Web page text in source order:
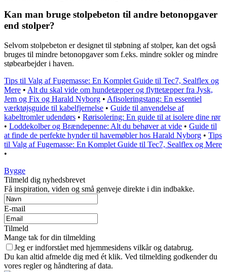
Kan man bruge stolpebeton til andre betonopgaver
end stolper?
Selvom stolpebeton er designet til støbning af stolper, kan det også
bruges til mindre betonopgaver som f.eks. mindre sokler og mindre
støbearbejder i haven.
Tips til Valg af Fugemasse: En Komplet Guide til Tec7, Sealflex og
Mere • Alt du skal vide om hundetæpper og flyttetæpper fra Jysk,
Jem og Fix og Harald Nyborg • Afisoleringstang: En essentiel
værktøjsguide til kabelfjernelse • Guide til anvendelse af
kabeltromler udendørs • Rørisolering: En guide til at isolere dine rør
• Loddekolber og Brændepenne: Alt du behøver at vide • Guide til
at finde de perfekte hynder til havemøbler hos Harald Nyborg • Tips
til Valg af Fugemasse: En Komplet Guide til Tec7, Sealflex og Mere
•
Bygge
Tilmeld dig nyhedsbrevet
Få inspiration, viden og små genveje direkte i din indbakke.
E-mail
Tilmeld
Mange tak for din tilmelding
Jeg er indforstået med hjemmesidens vilkår og databrug.
Du kan altid afmelde dig med ét klik. Ved tilmelding godkender du
vores regler og håndtering af data.